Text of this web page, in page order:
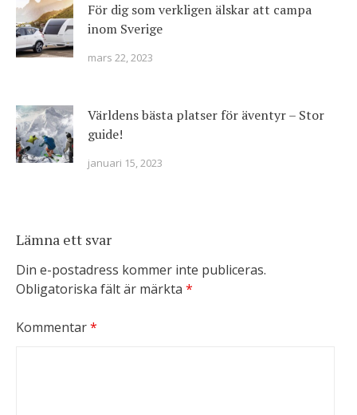
För dig som verkligen älskar att campa
inom Sverige
mars 22, 2023
Världens bästa platser för äventyr – Stor
guide!
januari 15, 2023
Lämna ett svar
Din e-postadress kommer inte publiceras.
Obligatoriska fält är märkta *
Kommentar*